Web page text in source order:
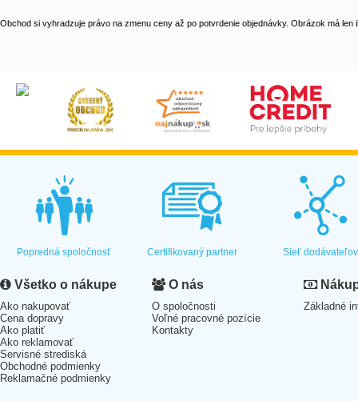
Obchod si vyhradzuje právo na zmenu ceny až po potvrdenie objednávky. Obrázok má len
Popredná spoločnosť Certifikovaný partner Sieť dodávateľov
Všetko o nákupe
Ako nakupovať
Cena dopravy
Ako platiť
Ako reklamovať
Servisné strediská
Obchodné podmienky
Reklamačné podmienky
O nás
O spoločnosti
Voľné pracovné pozície
Kontakty
Základné